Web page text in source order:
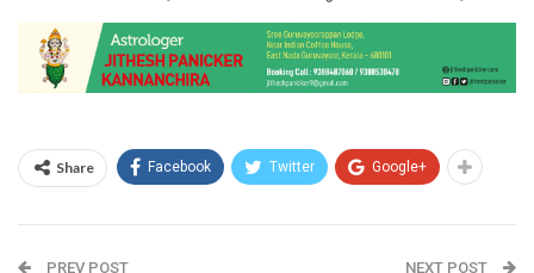
Share Facebook Twitter Google+
PREV POST NEXT POST